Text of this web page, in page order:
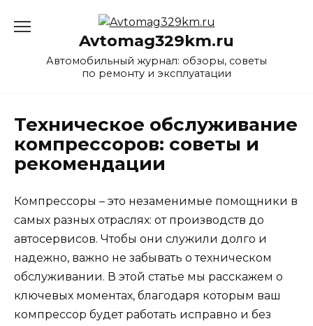
Avtomag329km.ru
Автомобильный журнал: обзоры, советы
по ремонту и эксплуатации
Техническое обслуживание
компрессоров: советы и
рекомендации
Компрессоры – это незаменимые помощники в
самых разных отраслях: от производств до
автосервисов. Чтобы они служили долго и
надежно, важно не забывать о техническом
обслуживании. В этой статье мы расскажем о
ключевых моментах, благодаря которым ваш
компрессор будет работать исправно и без